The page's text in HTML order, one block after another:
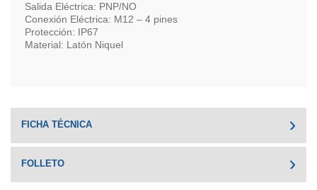
Salida Eléctrica: PNP/NO
Conexión Eléctrica: M12 – 4 pines
Protección: IP67
Material: Latón Niquel
FICHA TÉCNICA
FOLLETO